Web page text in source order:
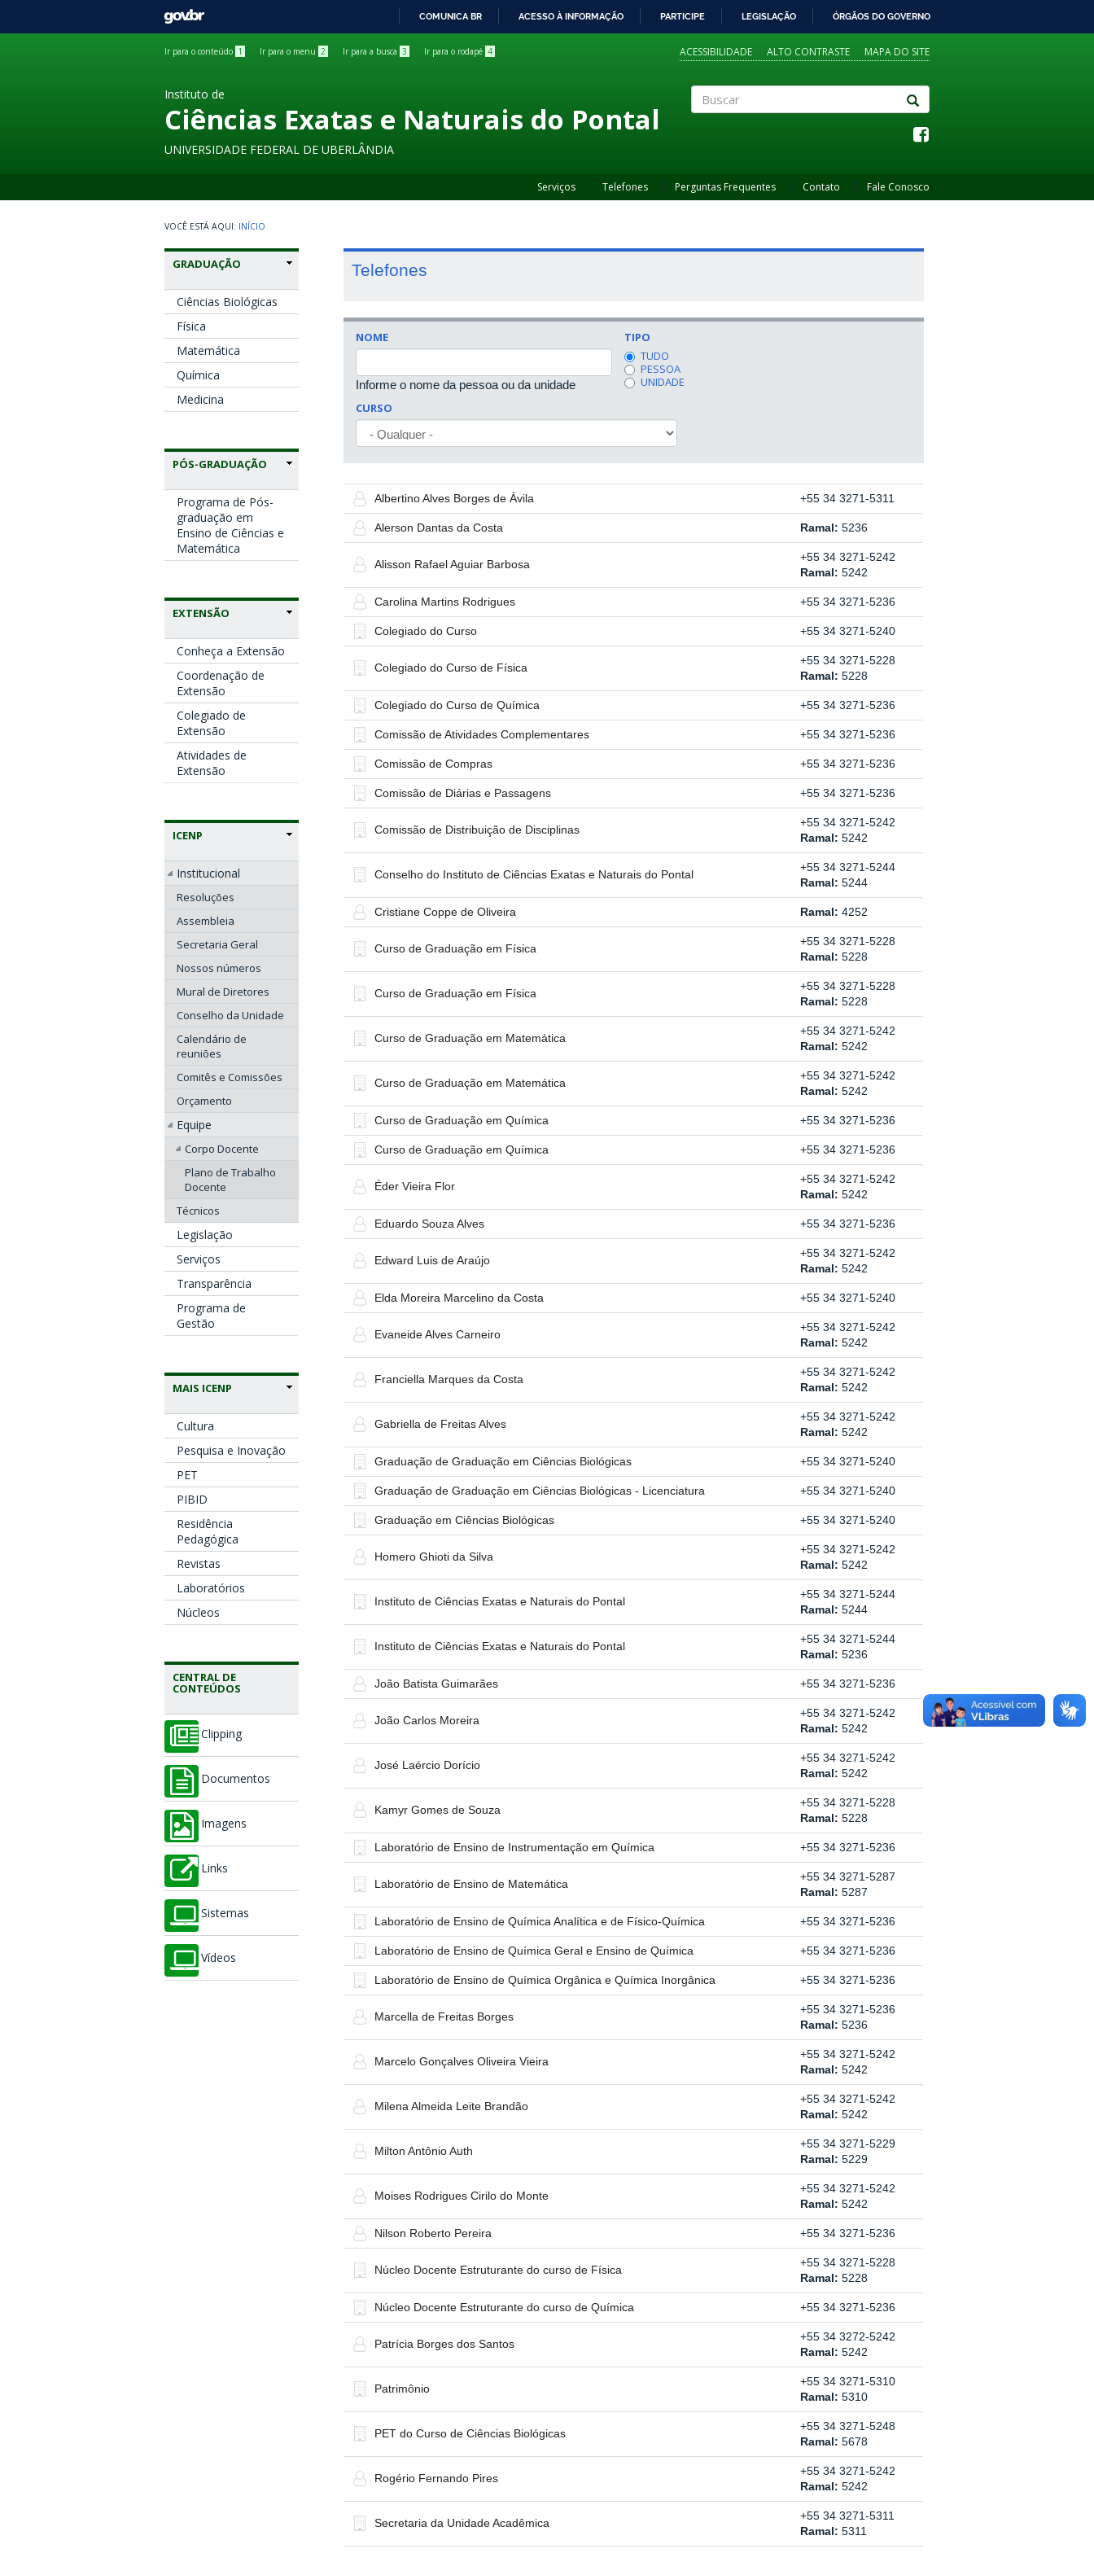
GOVBR
COMUNICA BR ACESSO À INFORMAÇÃO PARTICIPE LEGISLAÇÃO ÓRGÃOS DO GOVERNO
Ir para o conteúdo 1 Ir para o menu 2 Ir para a busca 3 Ir para o rodapé 4 ACESSIBILIDADE ALTO CONTRASTE MAPA DO SITE
Instituto de
Ciências Exatas e Naturais do Pontal
UNIVERSIDADE FEDERAL DE UBERLÂNDIA
Serviços Telefones Perguntas Frequentes Contato Fale Conosco
INÍCIO
GRADUAÇÃO
Ciências Biológicas
Física
Matemática
Química
Medicina
PÓS-GRADUAÇÃO
Programa de Pós-
graduação em
Ensino de Ciências e
Matemática
EXTENSÃO
Conheça a Extensão
Coordenação de
Extensão
Colegiado de
Extensão
Atividades de
Extensão
ICENP
Institucional
Resoluções
Assembleia
Secretaria Geral
Nossos números
Mural de Diretores
Conselho da Unidade
Calendário de
reuniões
Comitês e Comissões
Orçamento
Equipe
Corpo Docente
Plano de Trabalho
Docente
Técnicos
Legislação
Serviços
Transparência
Programa de
Gestão
MAIS ICENP
Cultura
Pesquisa e Inovação
PET
PIBID
Residência
Pedagógica
Revistas
Laboratórios
Núcleos
CENTRAL DE
CONTEÚDOS
Clipping
Documentos
Imagens
Links
Sistemas
Vídeos
Telefones
NOME
Informe o nome da pessoa ou da unidade
TIPO
TUDO
PESSOA
UNIDADE
CURSO
Albertino Alves Borges de Ávila +55 34 3271-5311
Alerson Dantas da Costa Ramal: 5236
Alisson Rafael Aguiar Barbosa
+55 34 3271-5242
Ramal: 5242
Carolina Martins Rodrigues +55 34 3271-5236
Colegiado do Curso +55 34 3271-5240
Colegiado do Curso de Física
+55 34 3271-5228
Ramal: 5228
Colegiado do Curso de Química +55 34 3271-5236
Comissão de Atividades Complementares +55 34 3271-5236
Comissão de Compras +55 34 3271-5236
Comissão de Diárias e Passagens +55 34 3271-5236
Comissão de Distribuição de Disciplinas
+55 34 3271-5242
Ramal: 5242
Conselho do Instituto de Ciências Exatas e Naturais do Pontal
+55 34 3271-5244
Ramal: 5244
Cristiane Coppe de Oliveira Ramal: 4252
Curso de Graduação em Física
+55 34 3271-5228
Ramal: 5228
Curso de Graduação em Física
+55 34 3271-5228
Ramal: 5228
Curso de Graduação em Matemática
+55 34 3271-5242
Ramal: 5242
Curso de Graduação em Matemática
+55 34 3271-5242
Ramal: 5242
Curso de Graduação em Química +55 34 3271-5236
Curso de Graduação em Química +55 34 3271-5236
Éder Vieira Flor
+55 34 3271-5242
Ramal: 5242
Eduardo Souza Alves +55 34 3271-5236
Edward Luis de Araújo
+55 34 3271-5242
Ramal: 5242
Elda Moreira Marcelino da Costa +55 34 3271-5240
Evaneide Alves Carneiro
+55 34 3271-5242
Ramal: 5242
Franciella Marques da Costa
+55 34 3271-5242
Ramal: 5242
Gabriella de Freitas Alves
+55 34 3271-5242
Ramal: 5242
Graduação de Graduação em Ciências Biológicas +55 34 3271-5240
Graduação de Graduação em Ciências Biológicas - Licenciatura +55 34 3271-5240
Graduação em Ciências Biológicas +55 34 3271-5240
Homero Ghioti da Silva
+55 34 3271-5242
Ramal: 5242
Instituto de Ciências Exatas e Naturais do Pontal
+55 34 3271-5244
Ramal: 5244
Instituto de Ciências Exatas e Naturais do Pontal
+55 34 3271-5244
Ramal: 5236
João Batista Guimarães +55 34 3271-5236
João Carlos Moreira
+55 34 3271-5242
Ramal: 5242
José Laércio Dorício
+55 34 3271-5242
Ramal: 5242
Kamyr Gomes de Souza
+55 34 3271-5228
Ramal: 5228
Laboratório de Ensino de Instrumentação em Química +55 34 3271-5236
Laboratório de Ensino de Matemática
+55 34 3271-5287
Ramal: 5287
Laboratório de Ensino de Química Analítica e de Físico-Química +55 34 3271-5236
Laboratório de Ensino de Química Geral e Ensino de Química +55 34 3271-5236
Laboratório de Ensino de Química Orgânica e Química Inorgânica +55 34 3271-5236
Marcella de Freitas Borges
+55 34 3271-5236
Ramal: 5236
Marcelo Gonçalves Oliveira Vieira
+55 34 3271-5242
Ramal: 5242
Milena Almeida Leite Brandão
+55 34 3271-5242
Ramal: 5242
Milton Antônio Auth
+55 34 3271-5229
Ramal: 5229
Moises Rodrigues Cirilo do Monte
+55 34 3271-5242
Ramal: 5242
Nilson Roberto Pereira +55 34 3271-5236
Núcleo Docente Estruturante do curso de Física
+55 34 3271-5228
Ramal: 5228
Núcleo Docente Estruturante do curso de Química +55 34 3271-5236
Patrícia Borges dos Santos
+55 34 3272-5242
Ramal: 5242
Patrimônio
+55 34 3271-5310
Ramal: 5310
PET do Curso de Ciências Biológicas
+55 34 3271-5248
Ramal: 5678
Rogério Fernando Pires
+55 34 3271-5242
Ramal: 5242
Secretaria da Unidade Acadêmica
+55 34 3271-5311
Ramal: 5311